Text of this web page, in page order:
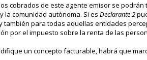
cobrados de este agente emisor se
la comunidad autónoma. Si es Declarante 2
también para todas aquellas entidades
por el impuesto sobre la renta de las
un concepto facturable, habrá que